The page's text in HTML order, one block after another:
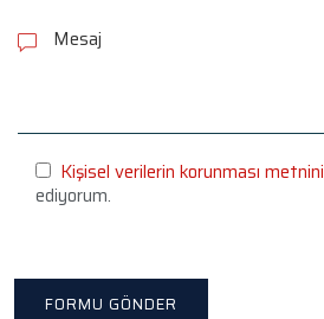
l
e
h
Kişisel verilerin korunması metnini
ediyorum.